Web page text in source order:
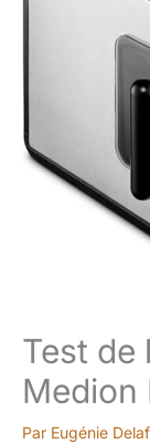
Test de
Medion
Par Eugénie